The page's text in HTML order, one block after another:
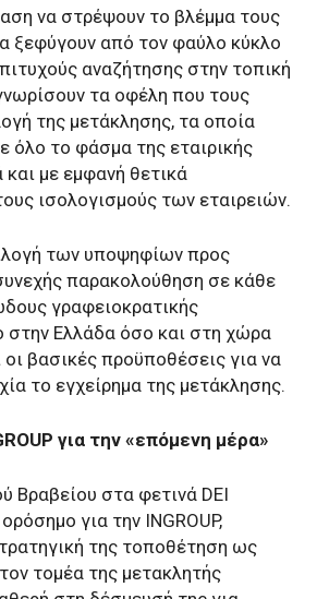
να στρέψουν το βλέμμα τους
ξεφύγουν από τον φαύλο κύκλο
αναζήτησης στην τοπική
τα οφέλη που τους
της μετάκλησης, τα οποία
όλο το φάσμα της εταιρικής
και με εμφανή θετικά
ισολογισμούς των εταιρειών.
των υποψηφίων προς
παρακολούθηση σε κάθε
γραφειοκρατικής
στην Ελλάδα όσο και στη χώρα
οι βασικές προϋποθέσεις για να
το εγχείρημα της μετάκλησης.
για την «επόμενη μέρα»
Βραβείου στα φετινά DEI
για την INGROUP,
της τοποθέτηση ως
τομέα της μετακλητής